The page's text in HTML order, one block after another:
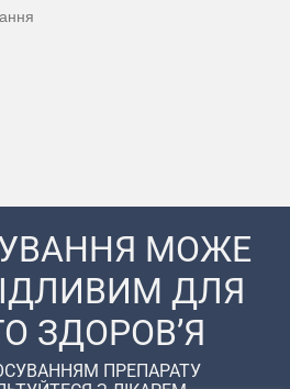
МОЖЕ
ДЛЯ
ЗДОРОВ’Я
ПРЕПАРАТУ